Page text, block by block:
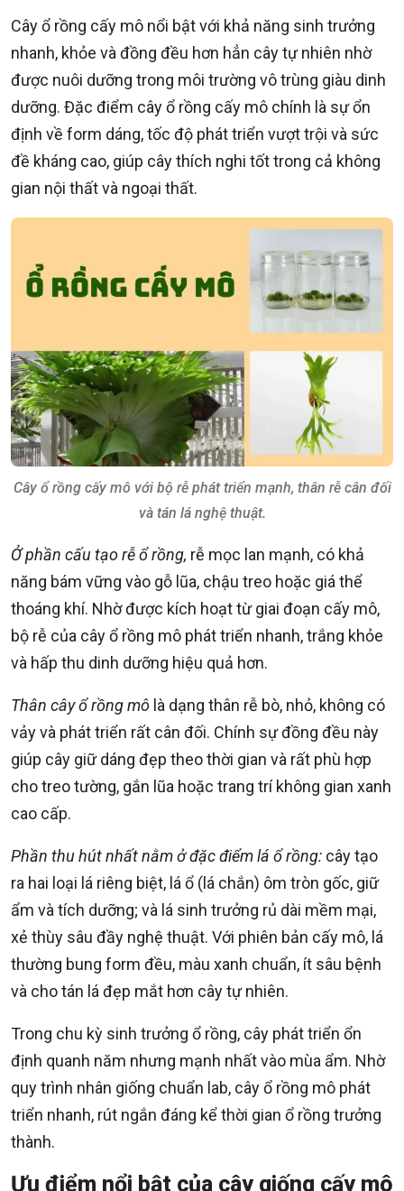
Cây ổ rồng cấy mô nổi bật với khả năng sinh trưởng
nhanh, khỏe và đồng đều hơn hẳn cây tự nhiên nhờ
được nuôi dưỡng trong môi trường vô trùng giàu dinh
dưỡng. Đặc điểm cây ổ rồng cấy mô chính là sự ổn
định về form dáng, tốc độ phát triển vượt trội và sức
đề kháng cao, giúp cây thích nghi tốt trong cả không
gian nội thất và ngoại thất.
Cây ổ rồng cấy mô với bộ rễ phát triển mạnh, thân rễ cân đối
và tán lá nghệ thuật.
Ở phần cấu tạo rễ ổ rồng, rễ mọc lan mạnh, có khả
năng bám vững vào gỗ lũa, chậu treo hoặc giá thể
thoáng khí. Nhờ được kích hoạt từ giai đoạn cấy mô,
bộ rễ của cây ổ rồng mô phát triển nhanh, trắng khỏe
và hấp thu dinh dưỡng hiệu quả hơn.
Thân cây ổ rồng mô là dạng thân rễ bò, nhỏ, không có
vảy và phát triển rất cân đối. Chính sự đồng đều này
giúp cây giữ dáng đẹp theo thời gian và rất phù hợp
cho treo tường, gắn lũa hoặc trang trí không gian xanh
cao cấp.
Phần thu hút nhất nằm ở đặc điểm lá ổ rồng: cây tạo
ra hai loại lá riêng biệt, lá ổ (lá chắn) ôm tròn gốc, giữ
ẩm và tích dưỡng; và lá sinh trưởng rủ dài mềm mại,
xẻ thùy sâu đầy nghệ thuật. Với phiên bản cấy mô, lá
thường bung form đều, màu xanh chuẩn, ít sâu bệnh
và cho tán lá đẹp mắt hơn cây tự nhiên.
Trong chu kỳ sinh trưởng ổ rồng, cây phát triển ổn
định quanh năm nhưng mạnh nhất vào mùa ẩm. Nhờ
quy trình nhân giống chuẩn lab, cây ổ rồng mô phát
triển nhanh, rút ngắn đáng kể thời gian ổ rồng trưởng
thành.
Ưu điểm nổi bật của cây giống cấy mô